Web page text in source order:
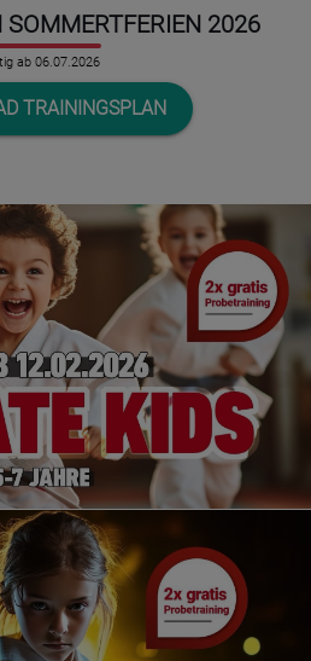
2026
ab 06.07.2026
TRAININGSPLAN